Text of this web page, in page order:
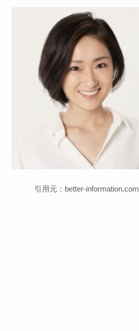
引用元：better-information.com